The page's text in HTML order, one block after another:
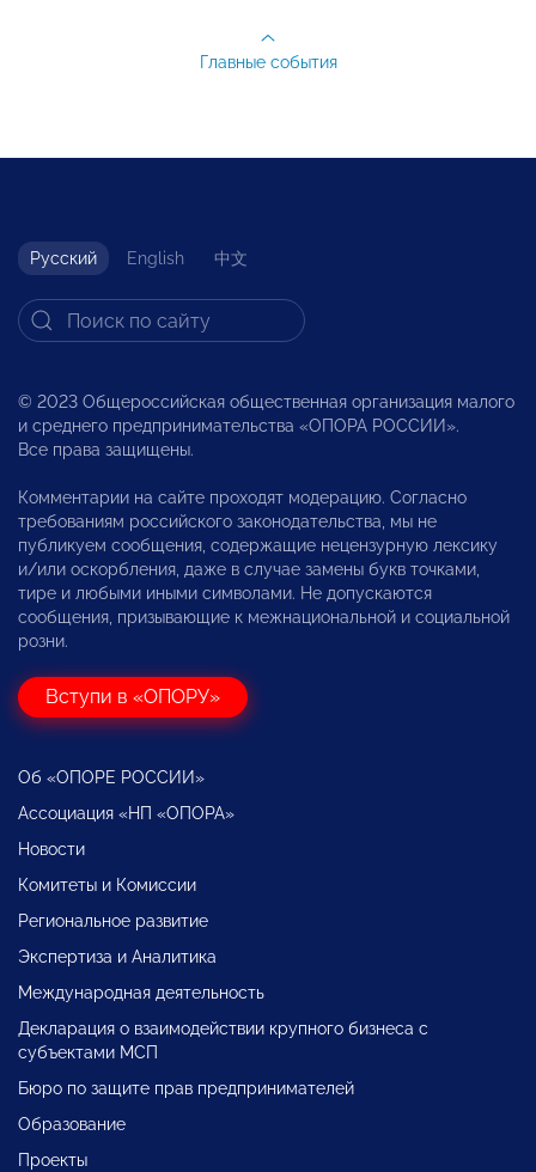
Главные события
Русский English 中文
© 2023 Общероссийская общественная организация малого
и среднего предпринимательства «ОПОРА РОССИИ».
Все права защищены.
Комментарии на сайте проходят модерацию. Согласно
требованиям российского законодательства, мы не
публикуем сообщения, содержащие нецензурную лексику
и/или оскорбления, даже в случае замены букв точками,
тире и любыми иными символами. Не допускаются
сообщения, призывающие к межнациональной и социальной
розни.
Вступи в «ОПОРУ»
Об «ОПОРЕ РОССИИ»
Ассоциация «НП «ОПОРА»
Новости
Комитеты и Комиссии
Региональное развитие
Экспертиза и Аналитика
Международная деятельность
Декларация о взаимодействии крупного бизнеса с
субъектами МСП
Бюро по защите прав предпринимателей
Образование
Проекты